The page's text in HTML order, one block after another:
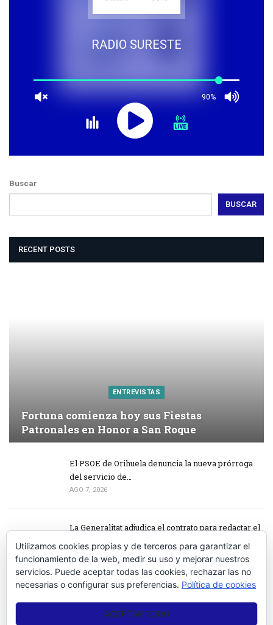
RADIO SURESTE
90%
Buscar
BUSCAR
RECENT POSTS
ENTREVISTAS
Fortuna comienza hoy sus Fiestas
Patronales en Honor a San Roque
El PSOE de Orihuela denuncia la nueva prórroga
del servicio de…
AGO 7, 2026
La Generalitat adjudica el contrato para redactar el
proyecto de…
AGO 7, 2026
Las Fiestas de Sodales Íbero – Romanos arrancan
este fin de semana en…
AGO 7, 2026
Utilizamos cookies propias y de terceros para garantizar el
funcionamiento de la web, medir su uso y mejorar nuestros
servicios. Puede aceptar todas las cookies, rechazar las no
necesarias o configurar sus preferencias. Política de cookies
ACEPTAR TODO